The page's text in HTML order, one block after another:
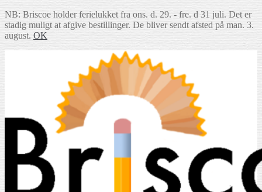
NB: Briscoe holder ferielukket fra ons. d. 29. - fre. d 31 juli. Det er
stadig muligt at afgive bestillinger. De bliver sendt afsted på man. 3.
august. OK